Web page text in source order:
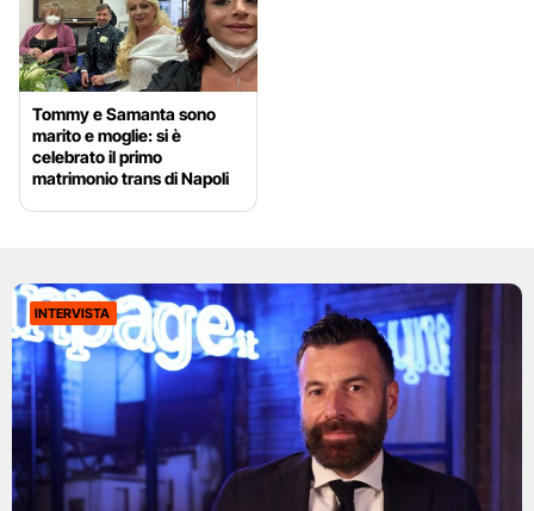
Tommy e Samanta sono
marito e moglie: si è
celebrato il primo
matrimonio trans di Napoli
INTERVISTA